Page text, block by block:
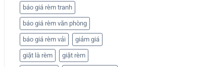
báo giá rèm tranh
báo giá rèm văn phòng
báo giá rèm vải giảm giá
giặt là rèm giặt rèm